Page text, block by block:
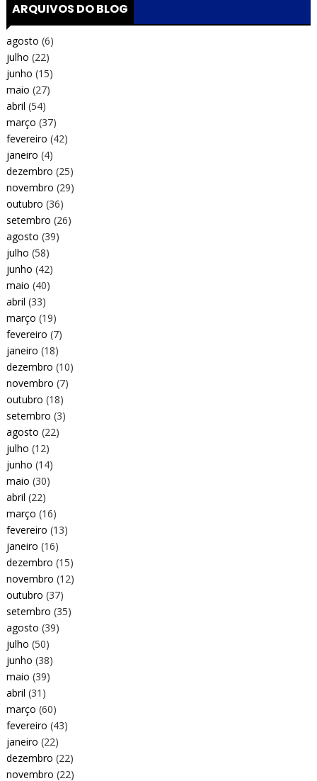
ARQUIVOS DO BLOG
agosto (6)
julho (22)
junho (15)
maio (27)
abril (54)
março (37)
fevereiro (42)
janeiro (4)
dezembro (25)
novembro (29)
outubro (36)
setembro (26)
agosto (39)
julho (58)
junho (42)
maio (40)
abril (33)
março (19)
fevereiro (7)
janeiro (18)
dezembro (10)
novembro (7)
outubro (18)
setembro (3)
agosto (22)
julho (12)
junho (14)
maio (30)
abril (22)
março (16)
fevereiro (13)
janeiro (16)
dezembro (15)
novembro (12)
outubro (37)
setembro (35)
agosto (39)
julho (50)
junho (38)
maio (39)
abril (31)
março (60)
fevereiro (43)
janeiro (22)
dezembro (22)
novembro (22)